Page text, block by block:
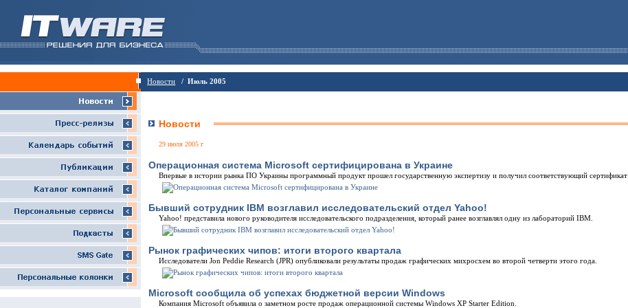
Новости / Июль 2005
Новости
29 июля 2005 г
Операционная система Microsoft сертифицирована в Украине
Впервые в истории рынка ПО Украины программный продукт прошел государственную экспертизу и получил соответствующий сертификат
Бывший сотрудник IBM возглавил исследовательский отдел Yahoo!
Yahoo! представила нового руководителя исследовательского подразделения, который ранее возглавлял одну из лабораторий IBM.
Рынок графических чипов: итоги второго квартала
Исследователи Jon Peddie Research (JPR) опубликовали результаты продаж графических михросхем во второй четверти этого года.
Microsoft сообщила об успехах бюджетной версии Windows
Компания Microsoft объявила о заметном росте продаж операционной системы Windows XP Starter Edition.